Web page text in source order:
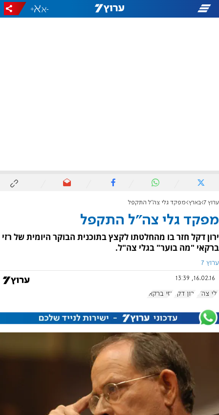
-
+
ערוץ 7 בארץ מפקד גלי צה"ל התקפל
מפקד גלי צה"ל התקפל
ירון דקל חזר בו מהחלטתו לקצץ בתוכנית הבוקר היומית של רזי
ברקאי "מה בוער" בגלי צה"ל.
ערוץ 7
16.02.16, 13:39
גלי צה"ל ירון דקל רזי ברקאי